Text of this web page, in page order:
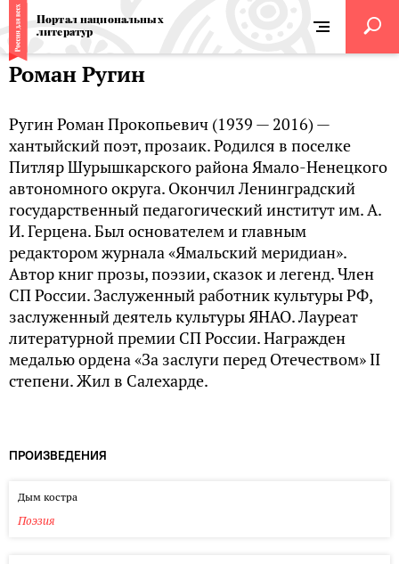
Портал национальных
литератур
Роман Ругин
Ругин Роман Прокопьевич (1939 — 2016) —
хантыйский поэт, прозаик. Родился в поселке
Питляр Шурышкарского района Ямало-Ненецкого
автономного округа. Окончил Ленинградский
государственный педагогический институт им. А.
И. Герцена. Был основателем и главным
редактором журнала «Ямальский меридиан».
Автор книг прозы, поэзии, сказок и легенд. Член
СП России. Заслуженный работник культуры РФ,
заслуженный деятель культуры ЯНАО. Лауреат
литературной премии СП России. Награжден
медалью ордена «За заслуги перед Отечеством» II
степени. Жил в Салехарде.
ПРОИЗВЕДЕНИЯ
Дым костра
Поэзия